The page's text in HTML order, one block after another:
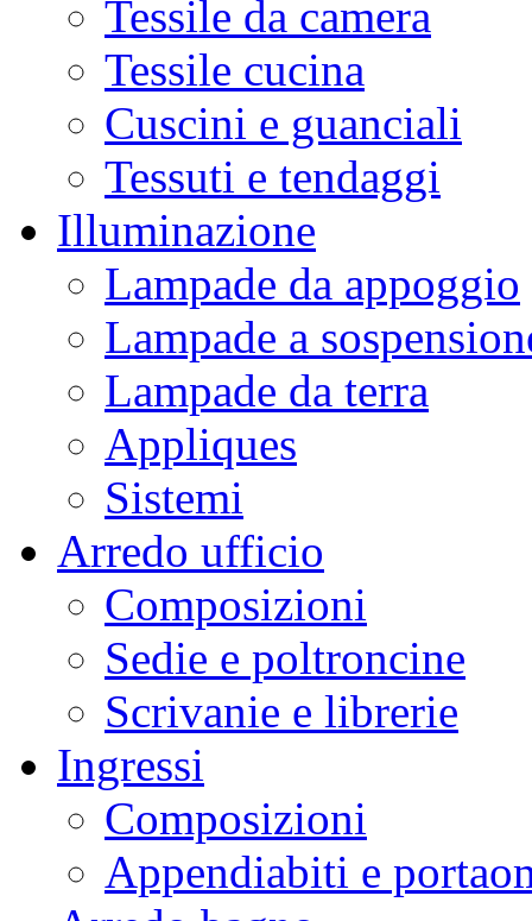
Tessile da camera
Tessile cucina
Cuscini e guanciali
Tessuti e tendaggi
Illuminazione
Lampade da appoggio
Lampade a
Lampade da terra
Appliques
Sistemi
Arredo ufficio
Composizioni
Sedie e poltroncine
Scrivanie e librerie
Ingressi
Composizioni
Appendiabiti e